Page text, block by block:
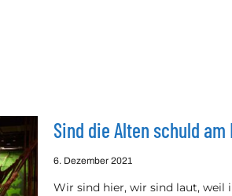
Sind die Alten schuld
6. Dezember 2021
Wir sind hier, wir sind laut, weil